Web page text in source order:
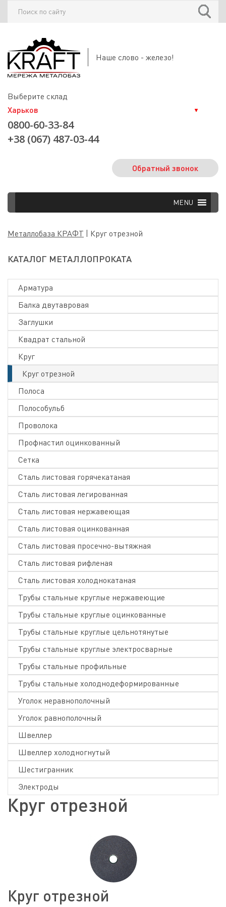
Наше слово - железо!
Выберите склад
0800-60-33-84
+38 (067) 487-03-44
Обратный звонок
MENU
Металлобаза КРАФТ Круг отрезной
КАТАЛОГ МЕТАЛЛОПРОКАТА
Арматура
Балка двутавровая
Заглушки
Квадрат стальной
Круг
Круг отрезной
Полоса
Полособульб
Проволока
Профнастил оцинкованный
Сетка
Сталь листовая горячекатаная
Сталь листовая легированная
Сталь листовая нержавеющая
Сталь листовая оцинкованная
Сталь листовая просечно-вытяжная
Сталь листовая рифленая
Сталь листовая холоднокатаная
Трубы стальные круглые нержавеющие
Трубы стальные круглые оцинкованные
Трубы стальные круглые цельнотянутые
Трубы стальные круглые электросварные
Трубы стальные профильные
Трубы стальные холоднодеформированные
Уголок неравнополочный
Уголок равнополочный
Швеллер
Швеллер холодногнутый
Шестигранник
Электроды
Круг отрезной
Круг отрезной